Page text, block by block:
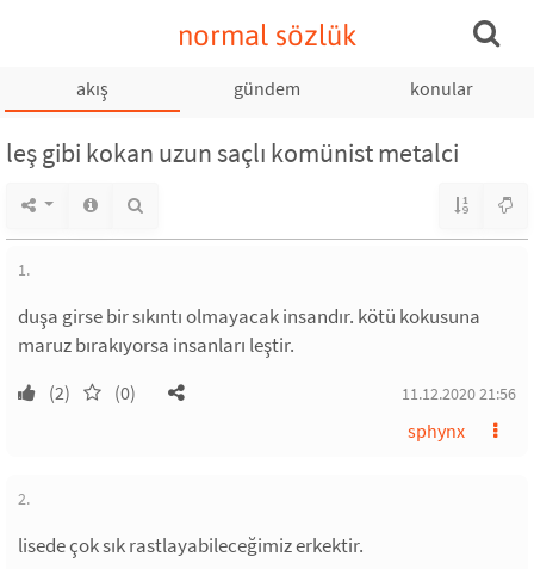
normal sözlük
akış gündem konular
leş gibi kokan uzun saçlı komünist metalci
1.
duşa girse bir sıkıntı olmayacak insandır. kötü kokusuna
maruz bırakıyorsa insanları leştir.
(2) (0) 11.12.2020 21:56
sphynx
2.
lisede çok sık rastlayabileceğimiz erkektir.